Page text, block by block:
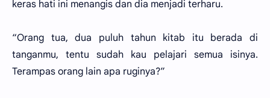
keras hati ini menangis dan dia menjadi terharu.
“Orang tua, dua puluh tahun kitab itu berada di
tanganmu, tentu sudah kau pelajari semua isinya.
Terampas orang lain apa ruginya?”